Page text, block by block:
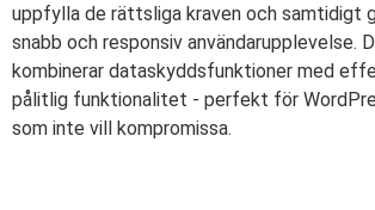
uppfylla de rättsliga kraven och samtidigt
snabb och responsiv användarupplevelse.
kombinerar dataskyddsfunktioner med
pålitlig funktionalitet - perfekt för
som inte vill kompromissa.